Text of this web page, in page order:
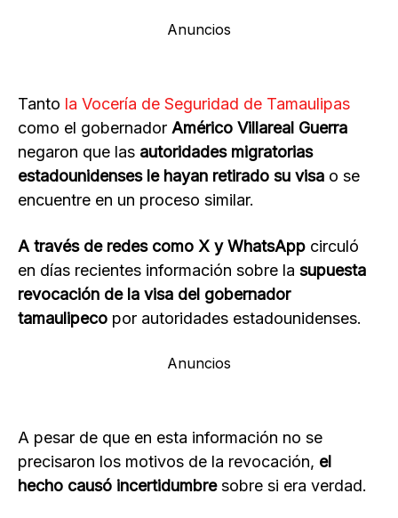
Anuncios
Tanto la Vocería de Seguridad de Tamaulipas
como el gobernador Américo Villareal Guerra
negaron que las autoridades migratorias
estadounidenses le hayan retirado su visa o se
encuentre en un proceso similar.
A través de redes como X y WhatsApp circuló
en días recientes información sobre la supuesta
revocación de la visa del gobernador
tamaulipeco por autoridades estadounidenses.
Anuncios
A pesar de que en esta información no se
precisaron los motivos de la revocación, el
hecho causó incertidumbresobre si era verdad.